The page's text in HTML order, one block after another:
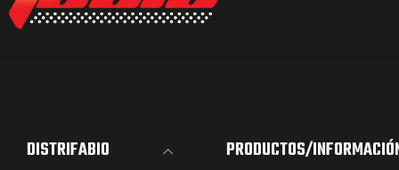
DISTRIFABIO PRODUCTOS/